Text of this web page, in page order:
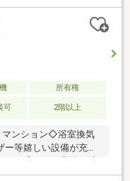
２４時間有人管理体
ＬＤＫ○ ゆとりのある
キッチンには２方向
ムーズです○ 洗い物の
機ついています○ １４
機付○ スロップシンク
クローゼット等、豊
所有権
可 2階以上
ンション◇浴室換気
等嬉しい設備が充実
リフォーム内容】2017